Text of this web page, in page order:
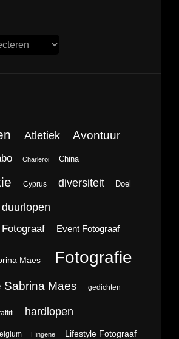
Atletiek Avontuur
Charleroi China
Cyprus diversiteit Doel
duurlopen
Event Fotograaf
Maes Fotografie
Sabrina Maes gedichten
hardlopen
Hingene Lifestyle Fotograaf